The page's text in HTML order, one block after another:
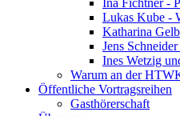
Lukas Kube -
Katharina
Jens
Ines Wetzig
Warum an der
Öffentliche Vortragsreihen
Gasthörerschaft